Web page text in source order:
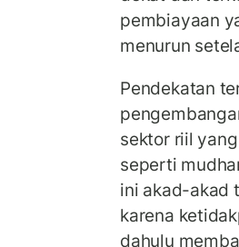
pembiayaan
menurun
Pendekatan
sektor riil
seperti
ini akad-akad
karena
dahulu